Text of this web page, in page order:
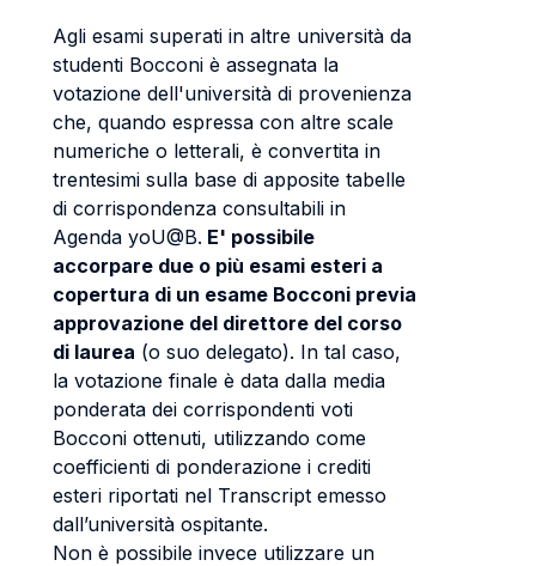
Agli esami superati in altre università da
studenti Bocconi è assegnata la
votazione dell'università di provenienza
che, quando espressa con altre scale
numeriche o letterali, è convertita in
trentesimi sulla base di apposite tabelle
di corrispondenza consultabili in
Agenda yoU@B. E' possibile
accorpare due o più esami esteri a
copertura di un esame Bocconi previa
approvazione del direttore del corso
di laurea (o suo delegato). In tal caso,
la votazione finale è data dalla media
ponderata dei corrispondenti voti
Bocconi ottenuti, utilizzando come
coefficienti di ponderazione i crediti
esteri riportati nel Transcript emesso
dall’università ospitante.
Non è possibile invece utilizzare un